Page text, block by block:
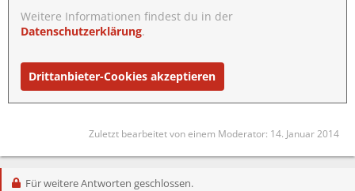
Weitere Informationen findest du in der
Datenschutzerklärung.
Drittanbieter-Cookies akzeptieren
Zuletzt bearbeitet von einem Moderator: 14. Januar 2014
Für weitere Antworten geschlossen.